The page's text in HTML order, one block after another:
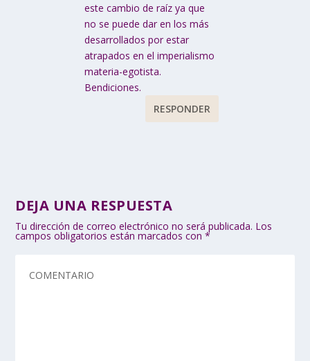
este cambio de raíz ya que
no se puede dar en los más
desarrollados por estar
atrapados en el imperialismo
materia-egotista.
Bendiciones.
RESPONDER
DEJA UNA RESPUESTA
Tu dirección de correo electrónico no será publicada. Los
campos obligatorios están marcados con*